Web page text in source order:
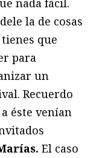
nada fácil.
la de cosas
que
para
un
Recuerdo
éste venían
El caso